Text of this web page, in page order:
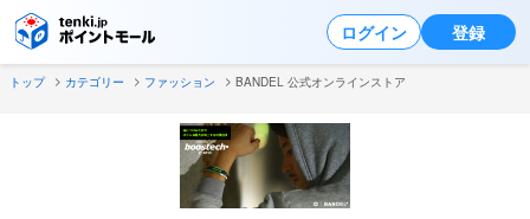
ログイン 登録
トップ カテゴリー ファッション BANDEL 公式オンラインストア